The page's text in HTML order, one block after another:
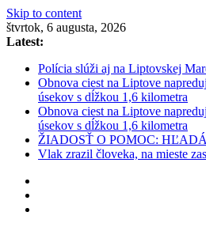
Skip to content
štvrtok, 6 augusta, 2026
Latest:
Polícia slúži aj na Liptovskej
Obnova ciest na Liptove
úsekov s dĺžkou 1,6 kilometra
Obnova ciest na Liptove
úsekov s dĺžkou 1,6 kilometra
ŽIADOSŤ O POMOC:
Vlak zrazil človeka, na mieste